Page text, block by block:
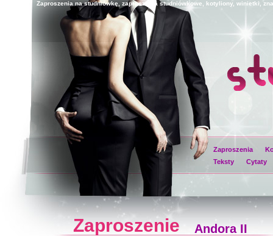
Zaproszenia na studniówkę, zaproszenia studniówkowe, kotyliony, winietki,
Zaproszenia
Teksty
Cytaty
ZaproszenieAndora II